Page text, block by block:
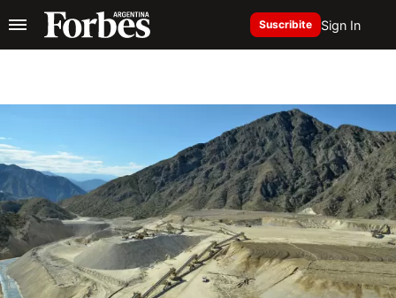
Suscribite Sign In